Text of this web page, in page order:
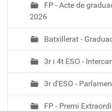
FP - Acte de
2026
Batxillerat -
3r i 4t ESO -
3r d'ESO -
FP - Premi